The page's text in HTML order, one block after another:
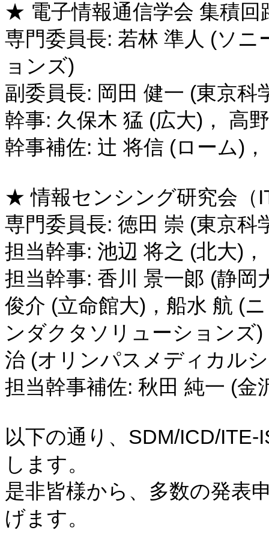
★ 電子情報通信学会 集積回
専門委員長: 若林 準人 (ソ
ョンズ)
副委員長: 岡田 健一 (東京科
幹事: 久保木 猛 (広大)， 高
幹事補佐: 辻 将信 (ローム)
★ 情報センシング研究会（
専門委員長: 徳田 崇 (東京科
担当幹事: 池辺 将之 (北大)，
担当幹事: 香川 景一郞 (静岡
俊介 (立命館大)，船水 航 (
ンダクタソリューションズ
治 (オリンパスメディカル
担当幹事補佐: 秋田 純一 (金
以下の通り、SDM/ICD/
します。
是非皆様から、多数の発表
げます。